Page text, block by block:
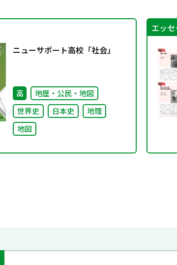
ニューサポート高校「社会」
高
地歴・公民・地図
世界史
日本史
地理
地図
エッセ